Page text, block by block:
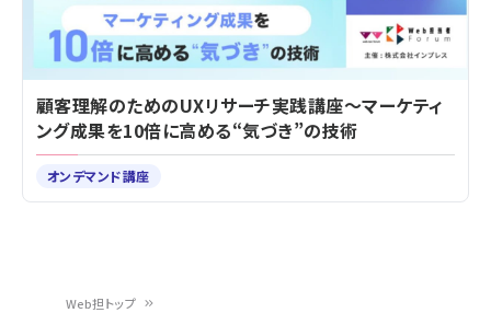
Web担トップ
顧客理解のためのUXリサーチ実践講座～マーケティ
ング成果を10倍に高める“気づき”の技術
オンデマンド講座